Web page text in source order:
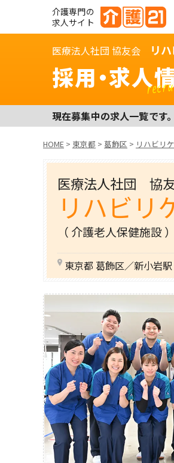
介護専門の
求人サイト
医療法人社団 協友会 リ
採用・求人
現在募集中の求人一覧です。
HOME > 東京都 > 葛飾区 > リハビリ
医療法人社団 協
リハビ
（ 介護老人保健施設 ）
東京都 葛飾区／新小岩駅